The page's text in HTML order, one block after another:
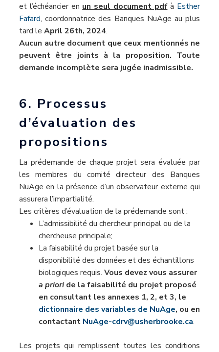
et l’échéancier en un seul document pdfà Esther
Fafard, coordonnatrice des Banques NuAge au plus
tard le April 26th, 2024.
Aucun autre document que ceux mentionnés ne
peuvent être joints à la proposition. Toute
demande incomplète sera jugée inadmissible.
6. Processus
d’évaluation des
propositions
La prédemande de chaque projet sera évaluée par
les membres du comité directeur des Banques
NuAge en la présence d’un observateur externe qui
assurera l’impartialité.
Les critères d’évaluation de la prédemande sont :
L’admissibilité du chercheur principal ou de la
chercheuse principale;
La faisabilité du projet basée sur la
disponibilité des données et des échantillons
biologiques requis. Vous devez vous assurer
a prioride la faisabilité du projet proposé
en consultant les annexes 1, 2, et 3, le
dictionnaire des variables de NuAge, ou en
contactant NuAge-cdrv@usherbrooke.ca.
Les projets qui remplissent toutes les conditions